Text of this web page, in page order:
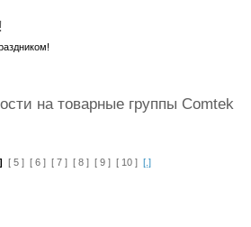
на товарные группы Comtek
[ 5 ] [ 6 ] [ 7 ] [ 8 ] [ 9 ] [ 10 ] [.]